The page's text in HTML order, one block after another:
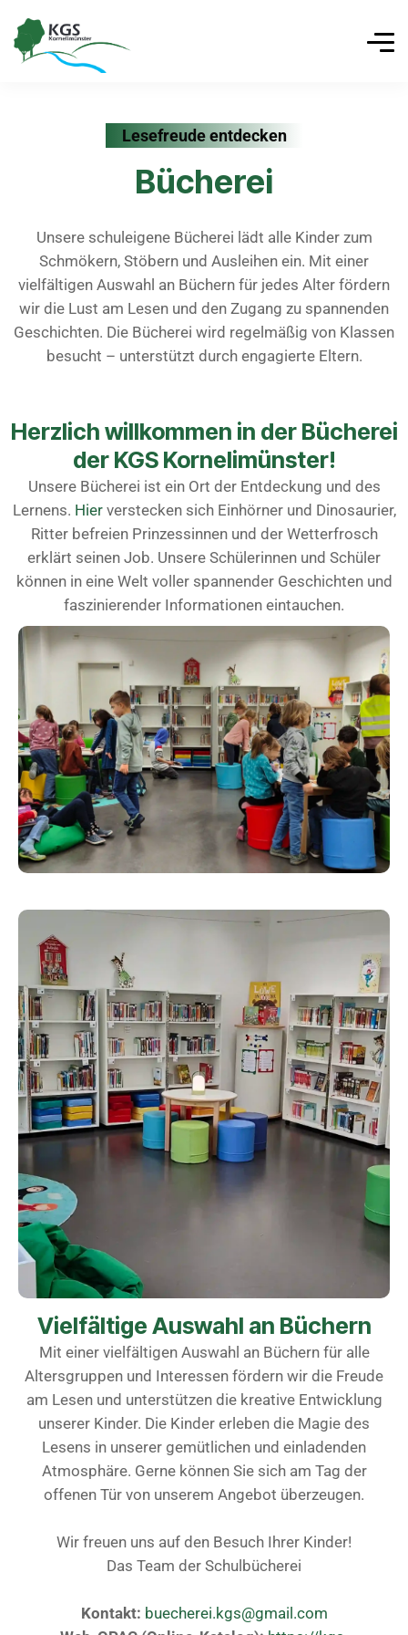
Lesefreude entdecken
Bücherei
Unsere schuleigene Bücherei lädt alle Kinder zum
Schmökern, Stöbern und Ausleihen ein. Mit einer
vielfältigen Auswahl an Büchern für jedes Alter fördern
wir die Lust am Lesen und den Zugang zu spannenden
Geschichten. Die Bücherei wird regelmäßig von Klassen
besucht – unterstützt durch engagierte Eltern.
Herzlich willkommen in der Bücherei
der KGS Kornelimünster!
Unsere Bücherei ist ein Ort der Entdeckung und des
Lernens. Hierverstecken sich Einhörner und Dinosaurier,
Ritter befreien Prinzessinnen und der Wetterfrosch
erklärt seinen Job. Unsere Schülerinnen und Schüler
können in eine Welt voller spannender Geschichten und
faszinierender Informationen eintauchen.
Vielfältige Auswahl an Büchern
Mit einer vielfältigen Auswahl an Büchern für alle
Altersgruppen und Interessen fördern wir die Freude
am Lesen und unterstützen die kreative Entwicklung
unserer Kinder. Die Kinder erleben die Magie des
Lesens in unserer gemütlichen und einladenden
Atmosphäre. Gerne können Sie sich am Tag der
offenen Tür von unserem Angebot überzeugen.
Wir freuen uns auf den Besuch Ihrer Kinder!
Das Team der Schulbücherei
Kontakt: buecherei.kgs@gmail.com